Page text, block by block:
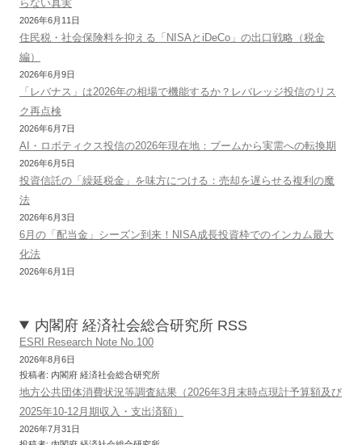
らない真実
2026年6月11日
住民税・社会保険料を抑える「NISAとiDeCo」の出口戦略（税金
編）
2026年6月9日
「レバナス」は2026年の相場で機能するか？レバレッジ投信のリス
ク再点検
2026年6月7日
AI・ロボティクス投信の2026年現在地：ブームから実需への転換期
2026年6月5日
投資信託の「繰延税金」を味方につける：売却を遅らせる複利の魔
法
2026年6月3日
6月の「配当金」シーズン到来！NISA成長投資枠でのインカム最大
化法
2026年6月1日
内閣府 経済社会総合研究所 RSS
ESRI Research Note No.100
2026年8月6日
投稿者: 内閣府 経済社会総合研究所
地方公共団体消費状況等調査結果（2026年3月末時点現計予算額及び
2025年10-12月期収入・支出済額）
2026年7月31日